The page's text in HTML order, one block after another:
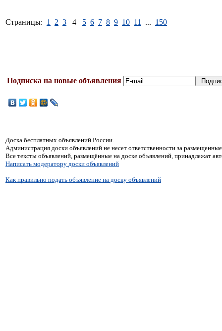
Страницы: 1 2 3 4 5 6 7 8 9 10 11 ... 150
Подписка на новые объявления
Доска бесплатных объявлений России.
Администрация доски объявлений не несет ответственности за
Все тексты объявлений, размещённые на доске объявлений, принадлежат
Написать модератору доски объявлений
Как правильно подать объявление на доску объявлений